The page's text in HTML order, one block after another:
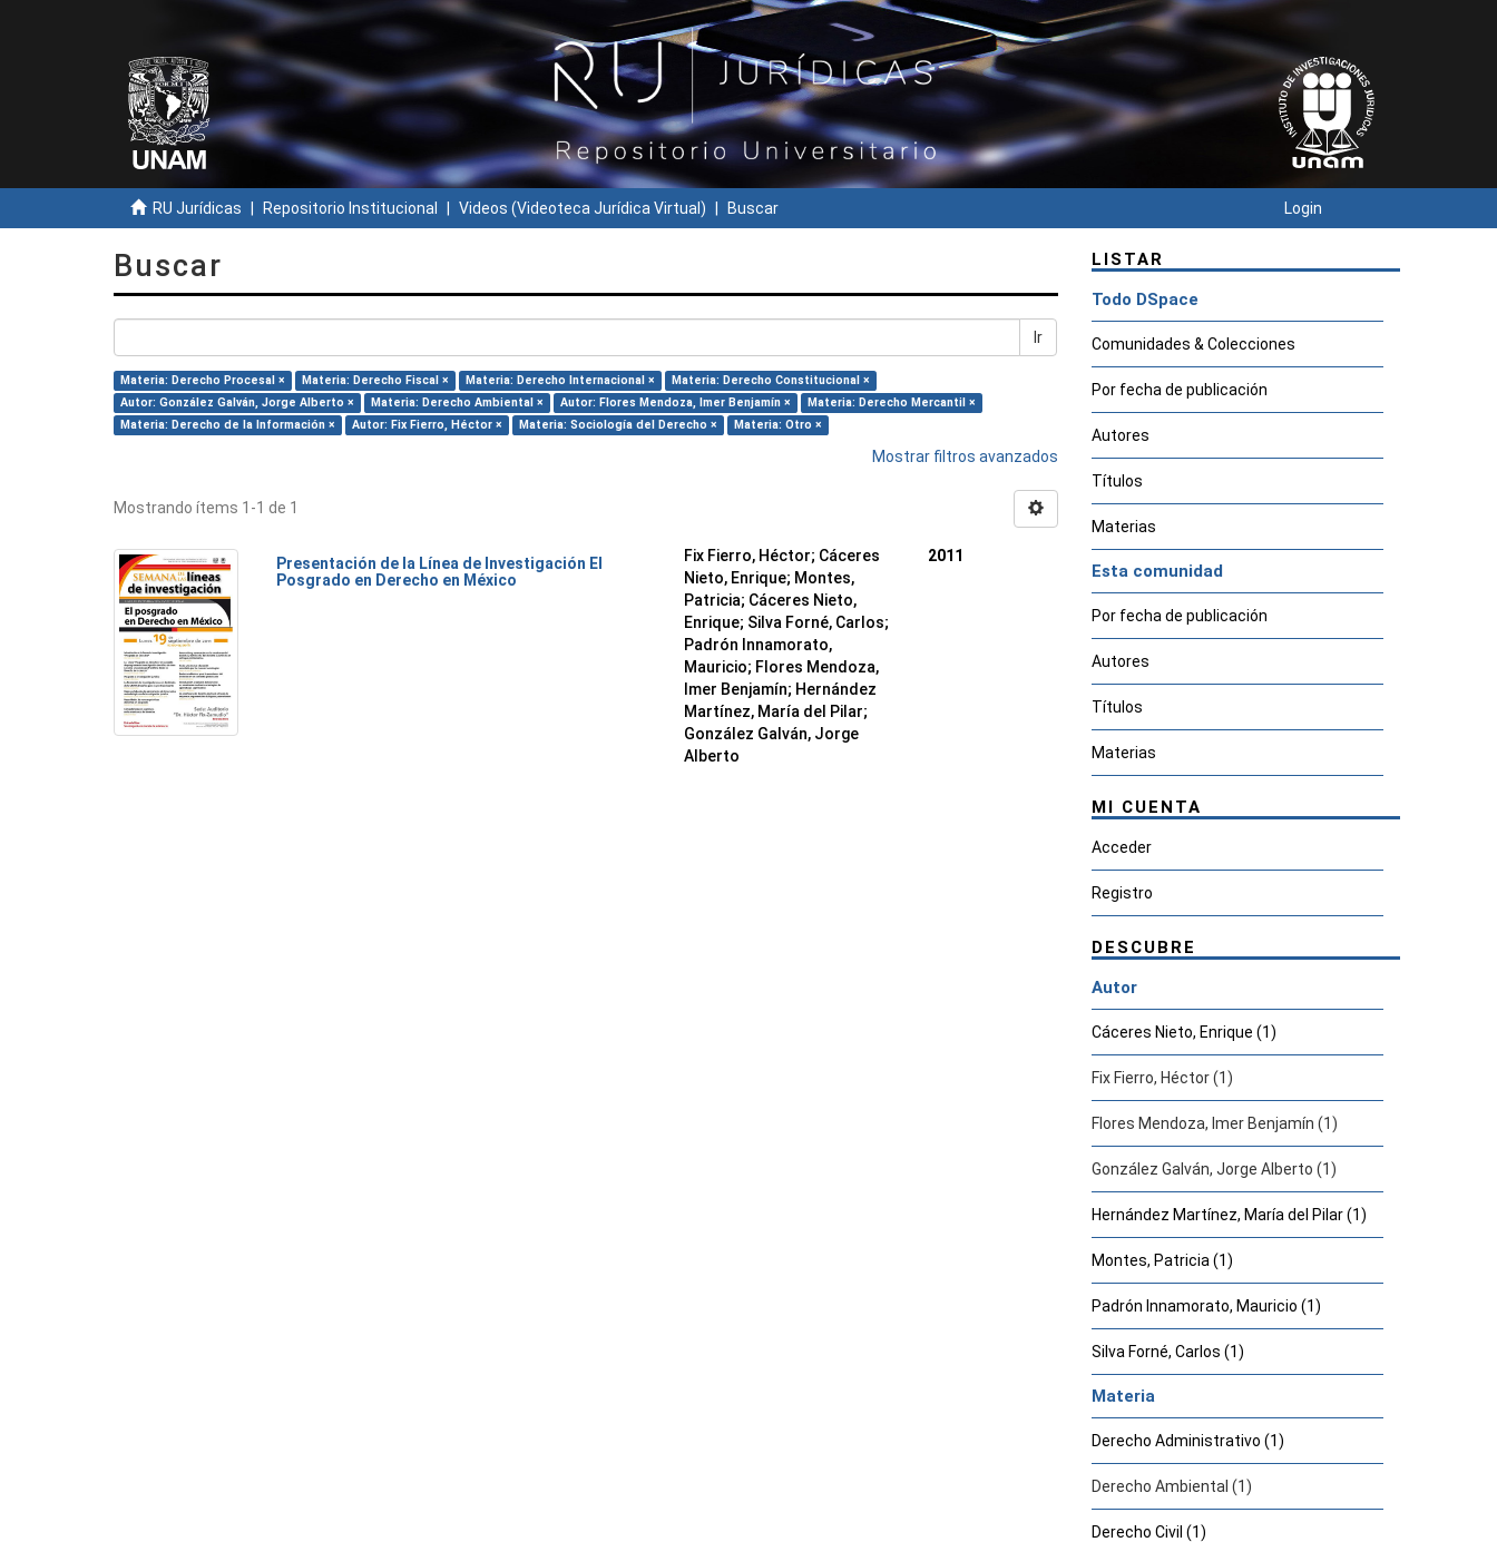
RU Jurídicas Repositorio Institucional Videos (Videoteca Jurídica Virtual) Buscar Login
Buscar
Ir
Materia: Derecho Procesal × Materia: Derecho Fiscal × Materia: Derecho Internacional ×
Materia: Derecho Constitucional ×
Autor: González Galván, Jorge Alberto ×
Materia: Derecho Ambiental × Autor: Flores Mendoza, Imer Benjamín ×
Materia: Derecho Mercantil ×
Materia: Derecho de la Información ×
Autor: Fix Fierro, Héctor × Materia: Sociología del Derecho × Materia: Otro ×
Mostrar filtros avanzados
Mostrando ítems 1-1 de 1
Presentación de la Línea de Investigación El
Posgrado en Derecho en México
Fix Fierro, Héctor; Cáceres
Nieto, Enrique; Montes,
Patricia; Cáceres Nieto,
Enrique; Silva Forné, Carlos;
Padrón Innamorato,
Mauricio; Flores Mendoza,
Imer Benjamín; Hernández
Martínez, María del Pilar;
González Galván, Jorge
Alberto
2011
LISTAR
Todo DSpace
Comunidades & Colecciones
Por fecha de publicación
Autores
Títulos
Materias
Esta comunidad
Por fecha de publicación
Autores
Títulos
Materias
MI CUENTA
Acceder
Registro
DESCUBRE
Autor
Cáceres Nieto, Enrique (1)
Fix Fierro, Héctor (1)
Flores Mendoza, Imer Benjamín (1)
González Galván, Jorge Alberto (1)
Hernández Martínez, María del Pilar (1)
Montes, Patricia (1)
Padrón Innamorato, Mauricio (1)
Silva Forné, Carlos (1)
Materia
Derecho Administrativo (1)
Derecho Ambiental (1)
Derecho Civil (1)